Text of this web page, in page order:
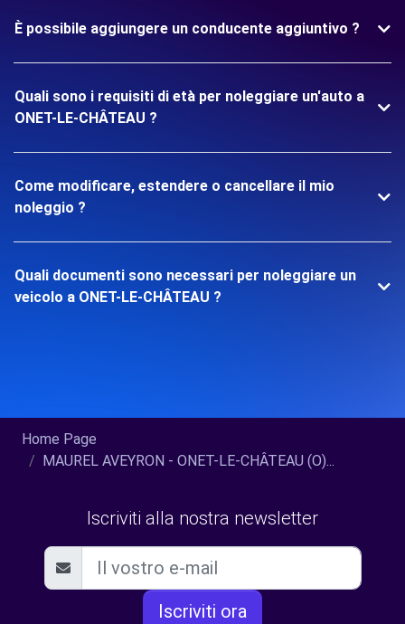
È possibile aggiungere un conducente aggiuntivo ?
Quali sono i requisiti di età per noleggiare un'auto a
ONET-LE-CHÂTEAU ?
Come modificare, estendere o cancellare il mio
noleggio ?
Quali documenti sono necessari per noleggiare un
veicolo a ONET-LE-CHÂTEAU ?
Home Page
MAUREL AVEYRON - ONET-LE-CHÂTEAU (O)...
Iscriviti alla nostra newsletter
Iscriviti ora